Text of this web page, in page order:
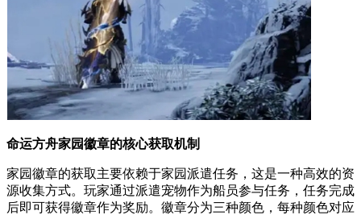
命运方舟家园徽章的核心获取机制
家园徽章的获取主要依赖于家园派遣任务，这是一种高效的资
源收集方式。玩家通过派遣宠物作为船员参与任务，任务完成
后即可获得徽章作为奖励。徽章分为三种颜色，每种颜色对应